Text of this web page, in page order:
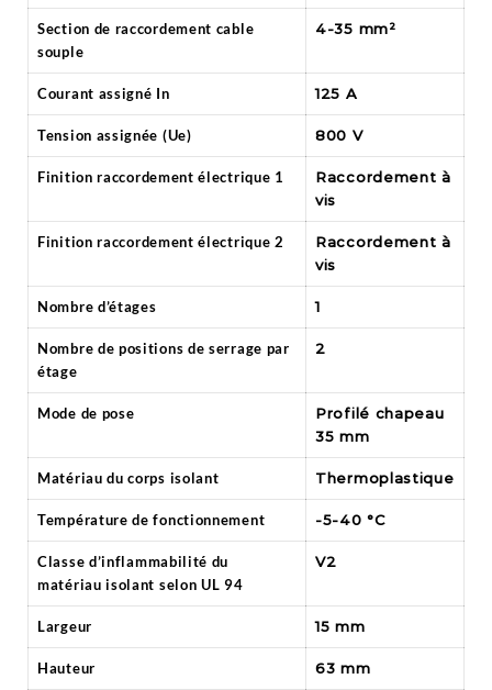
Section de raccordement cable
souple
4-35 mm²
Courant assigné In 125 A
Tension assignée (Ue) 800 V
Finition raccordement électrique 1
Raccordement à
vis
Finition raccordement électrique 2
Raccordement à
vis
Nombre d’étages 1
Nombre de positions de serrage par
étage
2
Mode de pose
Profilé chapeau
35 mm
Matériau du corps isolant Thermoplastique
Température de fonctionnement -5-40 °C
Classe d’inflammabilité du
matériau isolant selon UL 94
V2
Largeur 15 mm
Hauteur 63 mm